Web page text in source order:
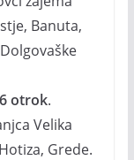
Banuta,
otrok.
Velika
Grede.